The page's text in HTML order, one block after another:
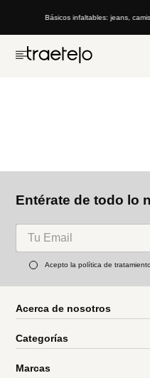
Básicos infaltables: jeans,
Entérate de todo lo
Acepto la política de
Acerca de nosotros
Categorías
Marcas